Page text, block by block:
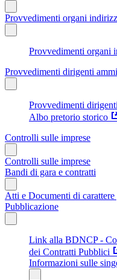
Provvedimenti organi
Provvedimenti organi
Provvedimenti dirigenti
Provvedimenti
Albo pretorio storico
Controlli sulle imprese
Controlli sulle imprese
Bandi di gara e contratti
Atti e Documenti di
Pubblicazione
Link alla BDNCP -
dei Contratti Pubblici
Informazioni sulle